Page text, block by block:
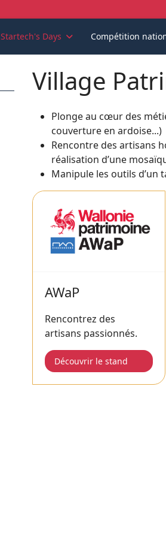
Startech's Days Compétition
Village
Plonge au cœur des
couverture en ardoise...)
Rencontre des artisans
réalisation d’une
Manipule les outils d’un
AWaP
Rencontrez des
artisans passionnés.
Découvrir le stand